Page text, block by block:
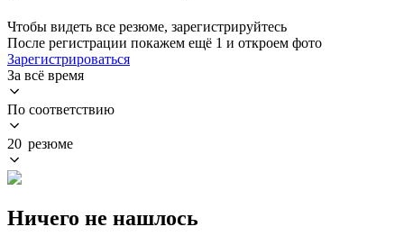
Чтобы видеть все резюме, зарегистрируйтесь
После регистрации покажем ещё 1 и откроем фото
Зарегистрироваться
За всё время
По соответствию
20 резюме
Ничего не нашлось